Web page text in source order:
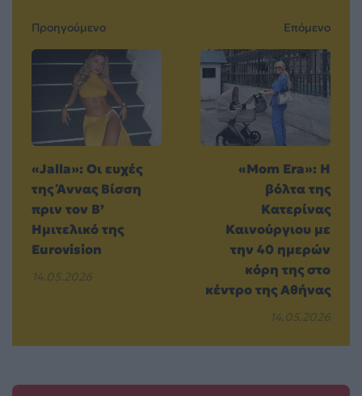
Προηγούμενο
«Jalla»: Οι ευχές
της Άννας Βίσση
πριν τον Β’
Ημιτελικό της
Eurovision
14.05.2026
Επόμενο
«Mom Era»: Η
βόλτα της
Κατερίνας
Καινούργιου με
την 40 ημερών
κόρη της στο
κέντρο της Αθήνας
14.05.2026